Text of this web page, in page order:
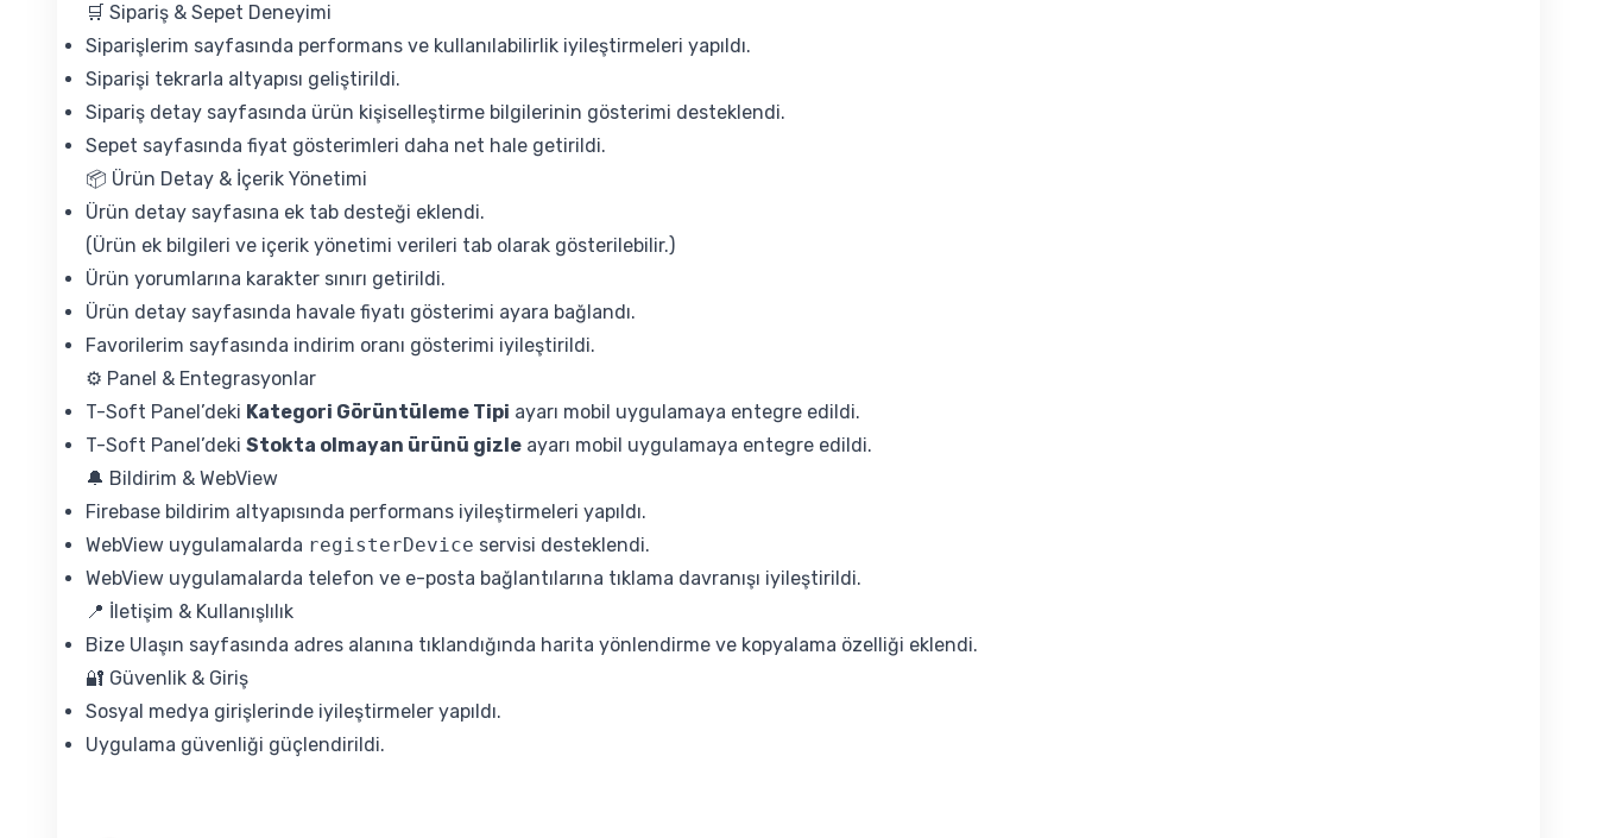
🛒 Sipariş & Sepet Deneyimi
Siparişlerim sayfasında performans ve kullanılabilirlik iyileştirmeleri yapıldı.
Siparişi tekrarla altyapısı geliştirildi.
Sipariş detay sayfasında ürün kişiselleştirme bilgilerinin gösterimi desteklendi.
Sepet sayfasında fiyat gösterimleri daha net hale getirildi.
📦 Ürün Detay & İçerik Yönetimi
Ürün detay sayfasına ek tab desteği eklendi.
(Ürün ek bilgileri ve içerik yönetimi verileri tab olarak gösterilebilir.)
Ürün yorumlarına karakter sınırı getirildi.
Ürün detay sayfasında havale fiyatı gösterimi ayara bağlandı.
Favorilerim sayfasında indirim oranı gösterimi iyileştirildi.
⚙️ Panel & Entegrasyonlar
T-Soft Panel’deki Kategori Görüntüleme Tipi ayarı mobil uygulamaya entegre edildi.
T-Soft Panel’deki Stokta olmayan ürünü gizle ayarı mobil uygulamaya entegre edildi.
🔔 Bildirim & WebView
Firebase bildirim altyapısında performans iyileştirmeleri yapıldı.
WebView uygulamalarda registerDevice servisi desteklendi.
WebView uygulamalarda telefon ve e-posta bağlantılarına tıklama davranışı iyileştirildi.
📍 İletişim & Kullanışlılık
Bize Ulaşın sayfasında adres alanına tıklandığında harita yönlendirme ve kopyalama özelliği eklendi.
🔐 Güvenlik & Giriş
Sosyal medya girişlerinde iyileştirmeler yapıldı.
Uygulama güvenliği güçlendirildi.